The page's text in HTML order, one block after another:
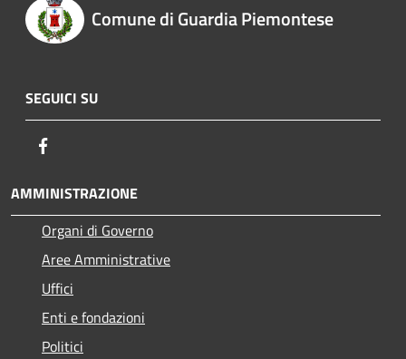
Comune di Guardia Piemontese
SEGUICI SU
AMMINISTRAZIONE
Organi di Governo
Aree Amministrative
Uffici
Enti e fondazioni
Politici